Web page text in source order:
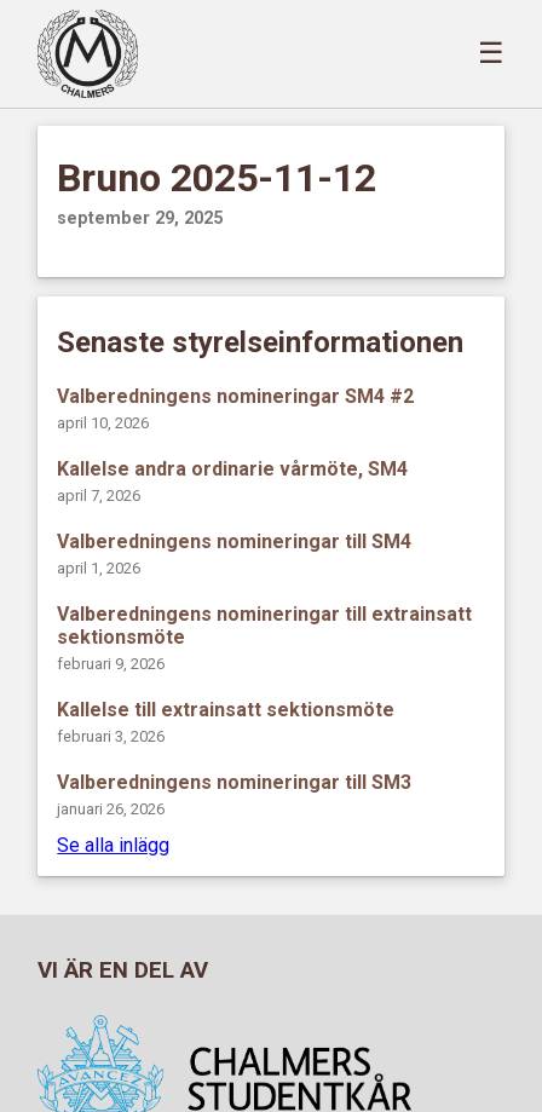
☰
Bruno 2025-11-12
september 29, 2025
Senaste styrelseinformationen
Valberedningens nomineringar SM4 #2
april 10, 2026
Kallelse andra ordinarie vårmöte, SM4
april 7, 2026
Valberedningens nomineringar till SM4
april 1, 2026
Valberedningens nomineringar till extrainsatt
sektionsmöte
februari 9, 2026
Kallelse till extrainsatt sektionsmöte
februari 3, 2026
Valberedningens nomineringar till SM3
januari 26, 2026
Se alla inlägg
VI ÄR EN DEL AV